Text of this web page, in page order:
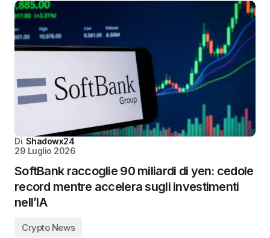
Di Shadowx24
29 Luglio 2026
SoftBank raccoglie 90 miliardi di yen: cedole
record mentre accelera sugli investimenti
nell’IA
Crypto News